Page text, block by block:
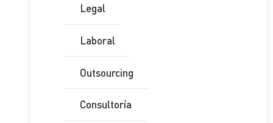
Legal
Laboral
Outsourcing
Consultoría